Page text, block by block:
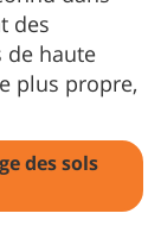
des
de haute
plus propre,
des sols